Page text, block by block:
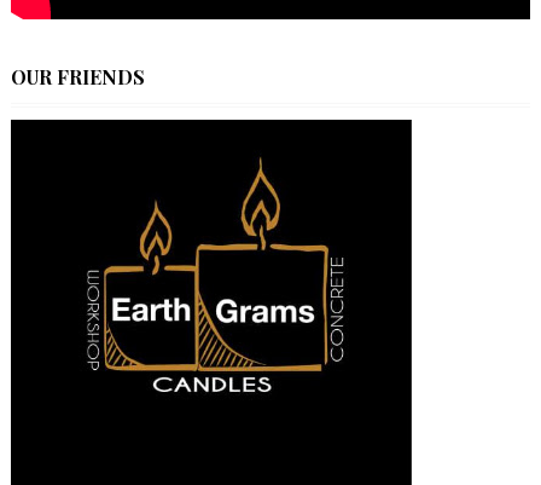
OUR FRIENDS